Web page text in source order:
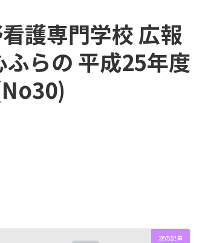
護専門学校 広報
ふらの 平成25年度
次の記事